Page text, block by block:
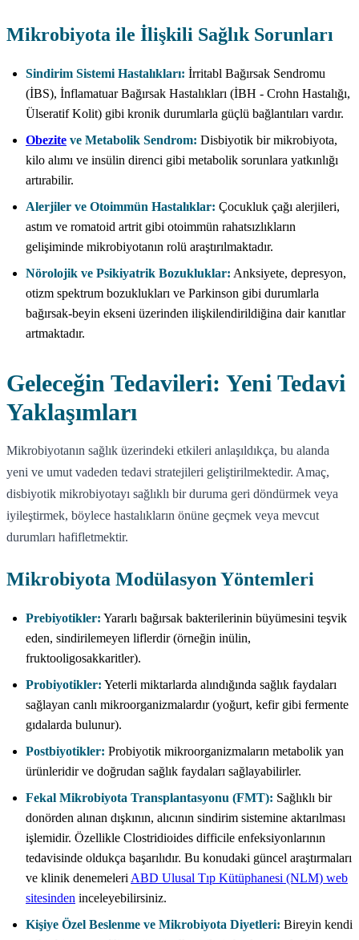
Mikrobiyota ile İlişkili Sağlık Sorunları
Sindirim Sistemi Hastalıkları: İrritabl Bağırsak Sendromu
(İBS), İnflamatuar Bağırsak Hastalıkları (İBH - Crohn Hastalığı,
Ülseratif Kolit) gibi kronik durumlarla güçlü bağlantıları vardır.
Obezite ve Metabolik Sendrom: Disbiyotik bir mikrobiyota,
kilo alımı ve insülin direnci gibi metabolik sorunlara yatkınlığı
artırabilir.
Alerjiler ve Otoimmün Hastalıklar: Çocukluk çağı alerjileri,
astım ve romatoid artrit gibi otoimmün rahatsızlıkların
gelişiminde mikrobiyotanın rolü araştırılmaktadır.
Nörolojik ve Psikiyatrik Bozukluklar: Anksiyete, depresyon,
otizm spektrum bozuklukları ve Parkinson gibi durumlarla
bağırsak-beyin ekseni üzerinden ilişkilendirildiğina dair kanıtlar
artmaktadır.
Geleceğin Tedavileri: Yeni Tedavi
Yaklaşımları
Mikrobiyotanın sağlık üzerindeki etkileri anlaşıldıkça, bu alanda
yeni ve umut vadeden tedavi stratejileri geliştirilmektedir. Amaç,
disbiyotik mikrobiyotayı sağlıklı bir duruma geri döndürmek veya
iyileştirmek, böylece hastalıkların önüne geçmek veya mevcut
durumları hafifletmektir.
Mikrobiyota Modülasyon Yöntemleri
Prebiyotikler: Yararlı bağırsak bakterilerinin büyümesini teşvik
eden, sindirilemeyen liflerdir (örneğin inülin,
fruktooligosakkaritler).
Probiyotikler: Yeterli miktarlarda alındığında sağlık faydaları
sağlayan canlı mikroorganizmalardır (yoğurt, kefir gibi fermente
gıdalarda bulunur).
Postbiyotikler: Probiyotik mikroorganizmaların metabolik yan
ürünleridir ve doğrudan sağlık faydaları sağlayabilirler.
Fekal Mikrobiyota Transplantasyonu (FMT): Sağlıklı bir
donörden alınan dışkının, alıcının sindirim sistemine aktarılması
işlemidir. Özellikle Clostridioides difficile enfeksiyonlarının
tedavisinde oldukça başarılıdır. Bu konudaki güncel araştırmaları
ve klinik denemeleri ABD Ulusal Tıp Kütüphanesi (NLM) web
sitesinden inceleyebilirsiniz.
Kişiye Özel Beslenme ve Mikrobiyota Diyetleri: Bireyin kendi